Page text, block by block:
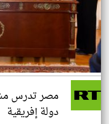
مصر تدرس
دولة إفريقية